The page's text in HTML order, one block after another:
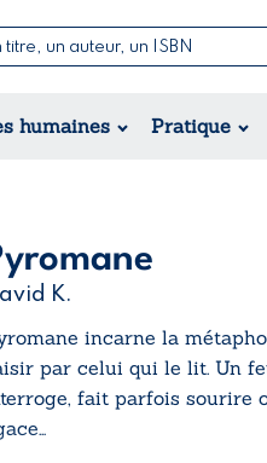
humaines Pratique
Jeunesse
K.
incarne la
par celui qui le lit. Un
fait parfois sourire